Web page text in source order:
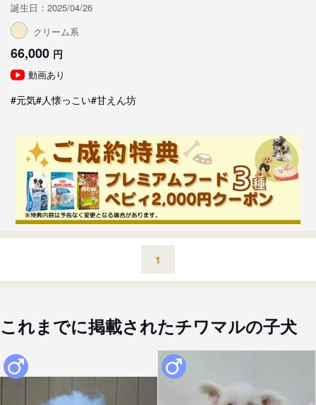
誕生日：2025/04/26
クリーム系
66,000 円
動画あり
#元気#人懐っこい#甘えん坊
1
これまでに掲載されたチワマルの子犬